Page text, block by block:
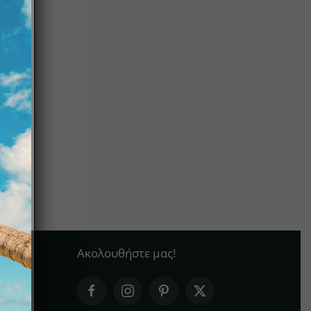
Ακολουθήστε μας!